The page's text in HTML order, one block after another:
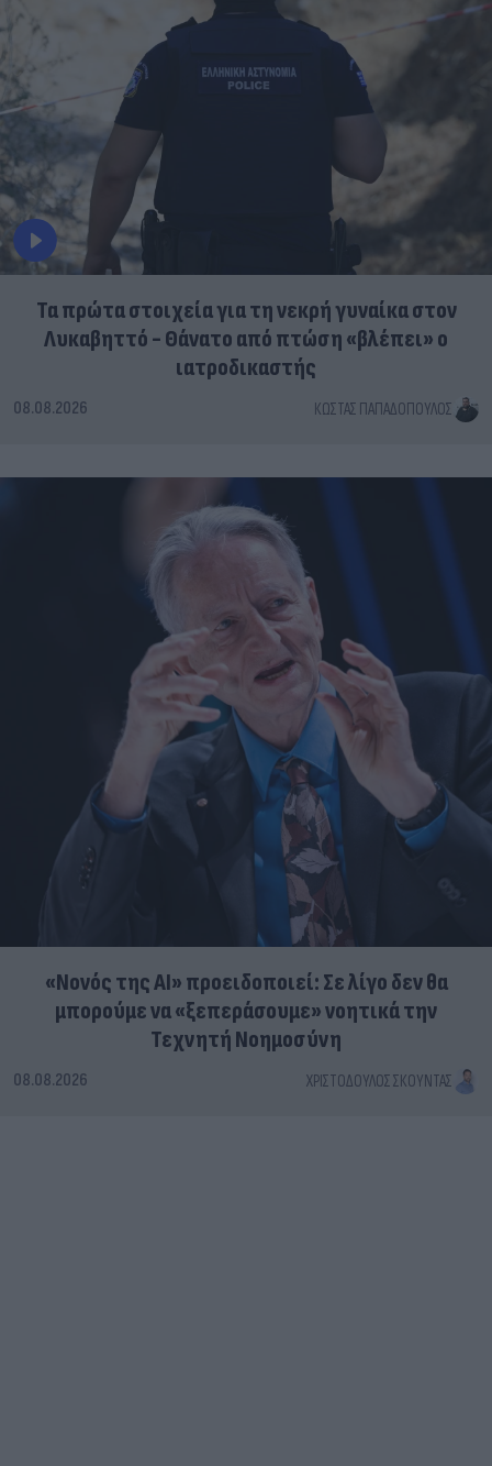
Τα πρώτα στοιχεία για τη νεκρή γυναίκα στον
Λυκαβηττό - Θάνατο από πτώση «βλέπει» ο
ιατροδικαστής
08.08.2026 ΚΏΣΤΑΣ ΠΑΠΑΔΌΠΟΥΛΟΣ
«Νονός της AI» προειδοποιεί: Σε λίγο δεν θα
μπορούμε να «ξεπεράσουμε» νοητικά την
Τεχνητή Νοημοσύνη
08.08.2026 ΧΡΙΣΤΌΔΟΥΛΟΣ ΣΚΟΎΝΤΑΣ